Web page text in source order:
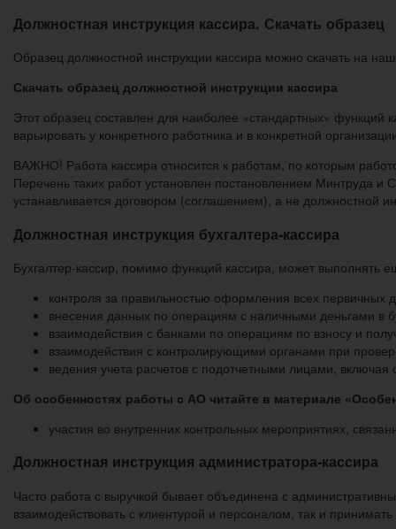
Должностная инструкция кассира. Скачать образец
Образец должностной инструкции кассира можно скачать на
Скачать образец должностной инструкции кассира
Этот образец составлен для наиболее «стандартных»
варьировать у конкретного работника и в конкретной
ВАЖНО! Работа кассира относится к работам, по которым
Перечень таких работ установлен постановлением Минтруда
устанавливается договором (соглашением), а не должностной
Должностная инструкция бухгалтера-кассира
Бухгалтер-кассир, помимо функций кассира, может выполнять
контроля за правильностью оформления всех первичных
внесения данных по операциям с наличными деньгами в
взаимодействия с банками по операциям по взносу и
взаимодействия с контролирующими органами при
ведения учета расчетов с подотчетными лицами, включая
Об особенностях работы с АО читайте в материале
участия во внутренних контрольных мероприятиях,
Должностная инструкция администратора-кассира
Часто работа с выручкой бывает объединена с
взаимодействовать с клиентурой и персоналом, так и принимать